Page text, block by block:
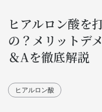
ヒアルロン酸を
の？メリットデ
＆Aを徹底解説
ヒアルロン酸